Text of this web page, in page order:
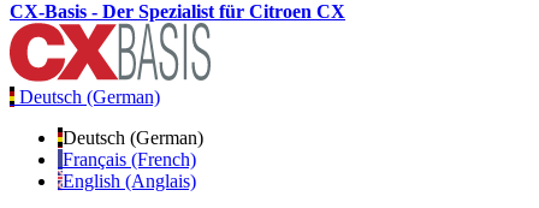
CX-Basis - Der Spezialist für Citroen CX
Deutsch (German)
Deutsch (German)
Français (French)
English (Anglais)